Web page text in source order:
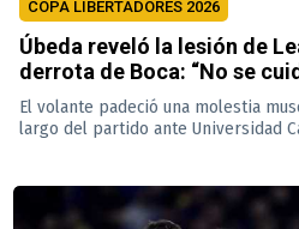
COPA LIBERTADORES 2026
Úbeda reveló la lesión de
derrota de Boca: “No se
El volante padeció una molestia
largo del partido ante Universidad